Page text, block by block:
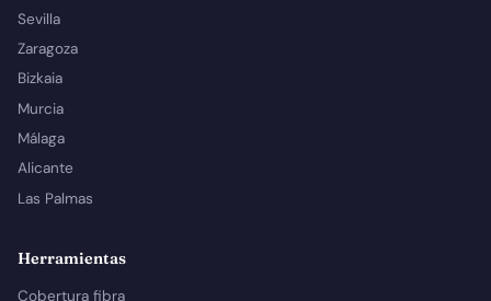
Sevilla
Zaragoza
Bizkaia
Murcia
Málaga
Alicante
Las Palmas
Herramientas
Cobertura fibra